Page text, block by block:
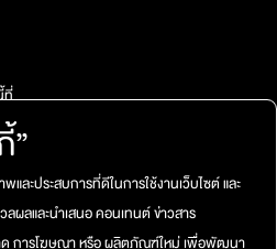
ที่
”
และประสบการที่ดีในการใช้งานเว็บไซต์ และ
ผลและนำเสนอ คอนเทนต์ ข่าวสาร
การโฆษณา หรือ ผลิตภัณฑ์ใหม่ เพื่อพัฒนา